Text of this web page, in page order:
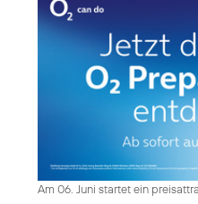
Am 06. Juni startet ein